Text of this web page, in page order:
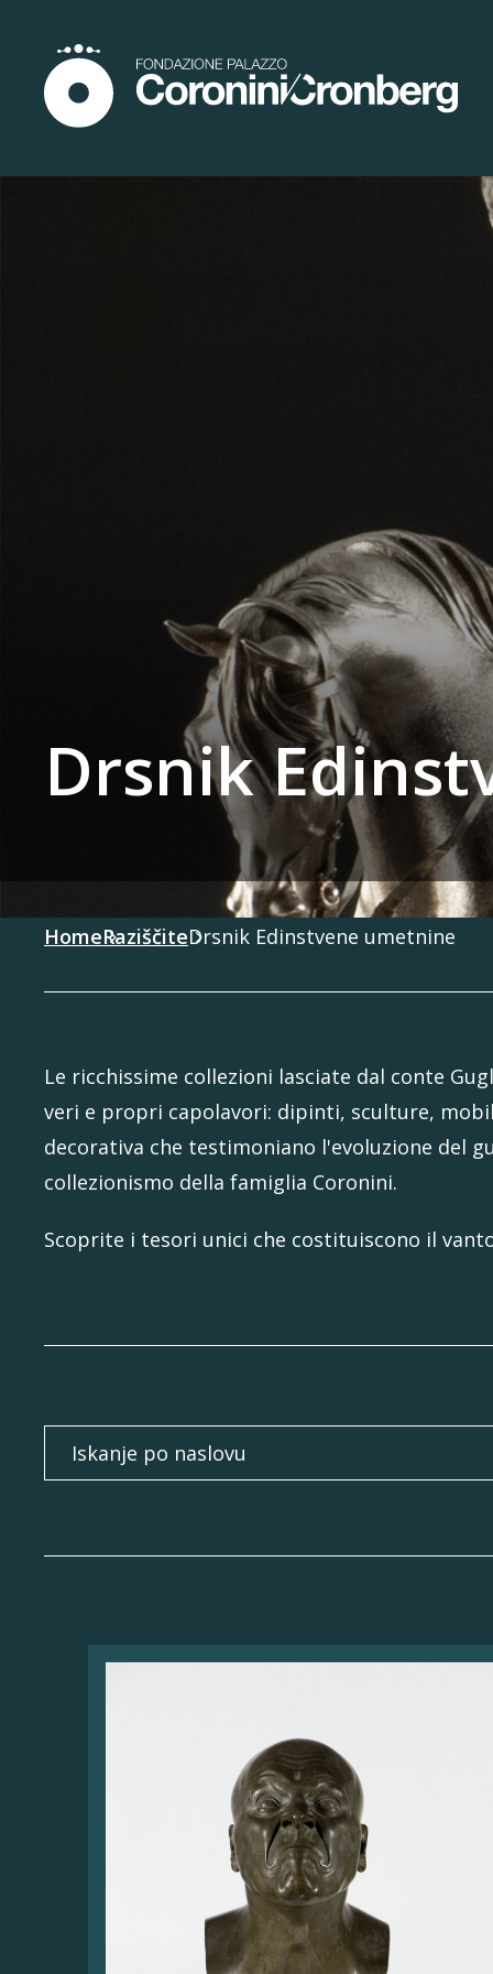
Drsnik
HomeRaziščiteDrsnik Edinstvene umetnine
Le ricchissime collezioni lasciate dal conte
veri e propri capolavori: dipinti, sculture,
decorativa che testimoniano l'evoluzione del
collezionismo della famiglia Coronini.
Scoprite i tesori unici che costituiscono il